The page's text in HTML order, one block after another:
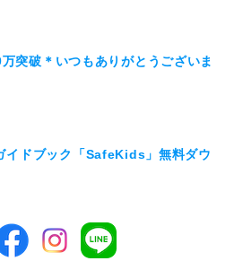
突破＊いつもありがとうございま
イドブック「SafeKids」無料ダウ